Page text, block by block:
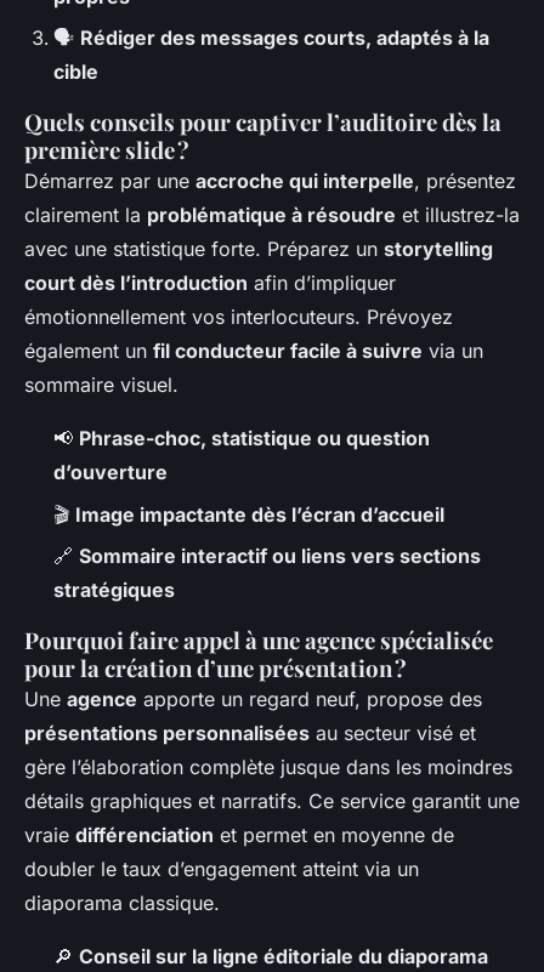
🗣 Rédiger des messages courts, adaptés à la
cible
Quels conseils pour captiver l’auditoire dès la
première slide ?
Démarrez par une accroche qui interpelle, présentez
clairement la problématique à résoudre et illustrez-la
avec une statistique forte. Préparez un storytelling
court dès l’introduction afin d’impliquer
émotionnellement vos interlocuteurs. Prévoyez
également un fil conducteur facile à suivre via un
sommaire visuel.
📢 Phrase-choc, statistique ou question
d’ouverture
🎬 Image impactante dès l’écran d’accueil
🔗 Sommaire interactif ou liens vers sections
stratégiques
Pourquoi faire appel à une agence spécialisée
pour la création d’une présentation ?
Une agence apporte un regard neuf, propose des
présentations personnalisées au secteur visé et
gère l’élaboration complète jusque dans les moindres
détails graphiques et narratifs. Ce service garantit une
vraie différenciation et permet en moyenne de
doubler le taux d’engagement atteint via un
diaporama classique.
🔎 Conseil sur la ligne éditoriale du diaporama